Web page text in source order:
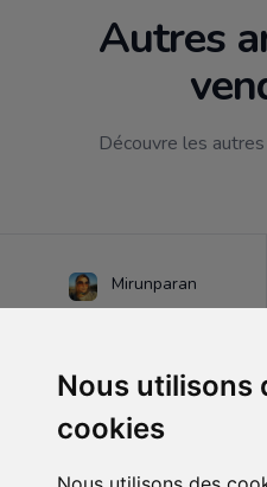
Nous utilisons
cookies
Autres
Découvre les
Mirunparan